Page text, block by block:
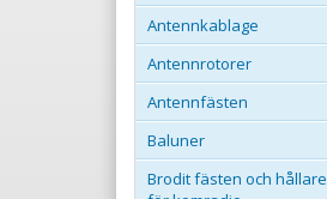
Antennkablage
Antennrotorer
Antennfästen
Baluner
Brodit fästen och hållare